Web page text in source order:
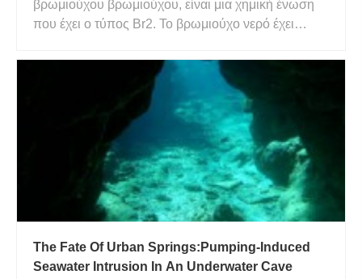
βρωμιούχου βρωμιούχου, είναι μια χημική ένωση
που έχει ο τύπος Br2. Το βρωμιούχο νερό έχει
βρωμιούχο νερό είναι απλώς ένα κίτρινο μεικτό
διάλυμα με ισχυρή ικανότητα οξείδωσης λόγω ο
συνδυασμός διατομικού βρ
The Fate Of Urban Springs:Pumping-Induced
Seawater Intrusion In An Underwater Cave